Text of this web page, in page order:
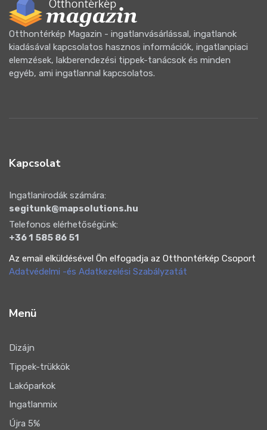
Otthontérkép Magazin - ingatlanvásárlással, ingatlanok
kiadásával kapcsolatos hasznos információk, ingatlanpiaci
elemzések, lakberendezési tippek-tanácsok és minden
egyéb, ami ingatlannal kapcsolatos.
Kapcsolat
Ingatlanirodák számára:
segitunk@mapsolutions.hu
Telefonos elérhetőségünk:
+36 1 585 86 51
Az email elküldésével Ön elfogadja az Otthontérkép Csoport
Adatvédelmi -és Adatkezelési Szabályzatát
Menü
Dizájn
Tippek-trükkök
Lakóparkok
Ingatlanmix
Újra 5%